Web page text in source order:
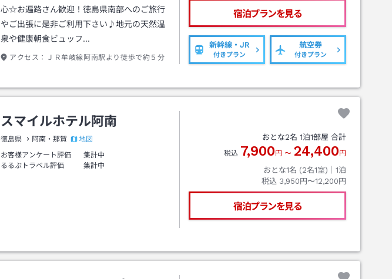
心☆お遍路さん歓迎！徳島県南部へのご旅行
やご出張に是非ご利用下さい♪地元の天然温
泉や健康朝食ビュッフ…
アクセス： ＪＲ牟岐線阿南駅より徒歩で約５分
宿泊プランを見る
新幹線・JR
付きプラン
航空券
付きプラン
スマイルホテル阿南
徳島県 阿南・那賀
地図
お客様アンケート評価
集計中
るるぶトラベル評価
集計中
おとな2名 1泊1部屋 合計
税込 7,900 円 〜 24,400 円
おとな1名 (2名1室)｜ 1泊
税込 3,950円〜12,200円
宿泊プランを見る